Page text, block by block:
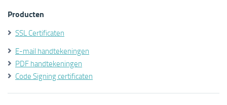
Producten
SSL Certificaten
E-mail handtekeningen
PDF handtekeningen
Code Signing certificaten